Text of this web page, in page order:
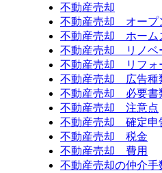
不動産売却
不動産売却 オープ
不動産売却 ホーム
不動産売却 リノベ
不動産売却 リフォ
不動産売却 広告種
不動産売却 必要書
不動産売却 注意点
不動産売却 確定申
不動産売却 税金
不動産売却 費用
不動産売却の仲介手